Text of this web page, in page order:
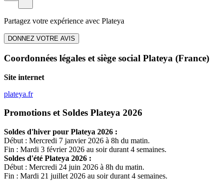
Partagez votre expérience avec Plateya
DONNEZ VOTRE AVIS
Coordonnées légales et siège social Plateya (France)
Site internet
plateya.fr
Promotions et Soldes Plateya 2026
Soldes d'hiver pour Plateya 2026 :
Début : Mercredi 7 janvier 2026 à 8h du matin.
Fin : Mardi 3 février 2026 au soir durant 4 semaines.
Soldes d'été Plateya 2026 :
Début : Mercredi 24 juin 2026 à 8h du matin.
Fin : Mardi 21 juillet 2026 au soir durant 4 semaines.